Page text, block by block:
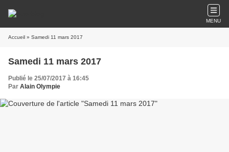
MENU
Accueil » Samedi 11 mars 2017
Samedi 11 mars 2017
Publié le 25/07/2017 à 16:45
Par Alain Olympie